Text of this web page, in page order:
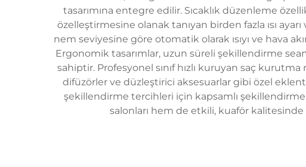
tasarımına entegre edilir. Sıcaklık düzenleme
özelleştirmesine olanak tanıyan birden fazla ısı
nem seviyesine göre otomatik olarak ısıyı ve hava
Ergonomik tasarımlar, uzun süreli şekillendirme
sahiptir. Profesyonel sınıf hızlı kuruyan saç
difüzörler ve düzleştirici aksesuarlar gibi özel
şekillendirme tercihleri için kapsamlı
salonları hem de etkili, kuaför